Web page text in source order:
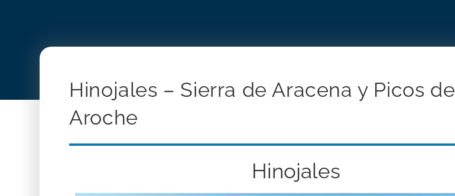
Hinojales – Sierra de Aracena y Picos de
Aroche
Hinojales